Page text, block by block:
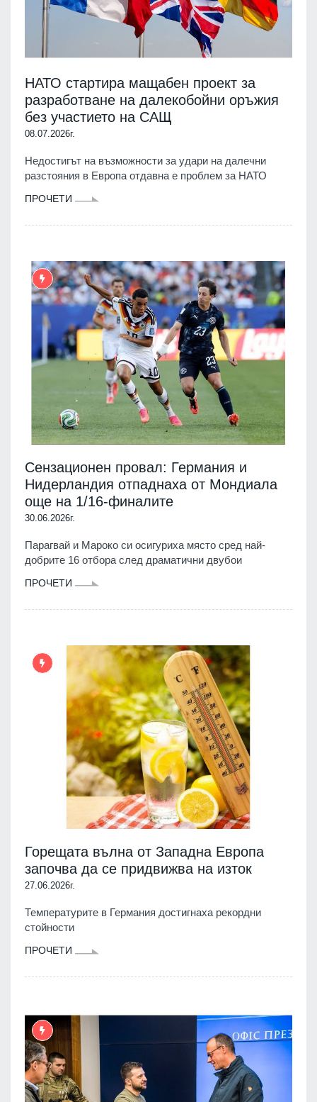
НАТО стартира мащабен проект за
разработване на далекобойни оръжия
без участието на САЩ
08.07.2026г.
Недостигът на възможности за удари на далечни
разстояния в Европа отдавна е проблем за НАТО
ПРОЧЕТИ
Сензационен провал: Германия и
Нидерландия отпаднаха от Мондиала
още на 1/16-финалите
30.06.2026г.
Парагвай и Мароко си осигуриха място сред най-
добрите 16 отбора след драматични двубои
ПРОЧЕТИ
Горещата вълна от Западна Европа
започва да се придвижва на изток
27.06.2026г.
Температурите в Германия достигнаха рекордни
стойности
ПРОЧЕТИ